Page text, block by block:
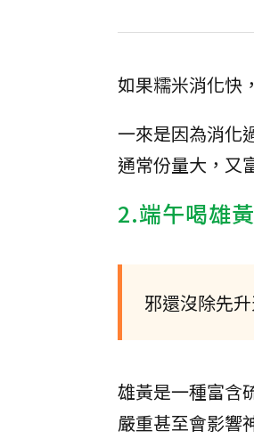
如果糯米消化快
一來是因為消化
通常份量大，又
2.端午喝雄
邪還沒除先升
雄黃是一種富含
嚴重甚至會影響